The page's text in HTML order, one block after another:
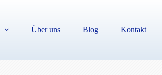
Über uns Blog Kontakt